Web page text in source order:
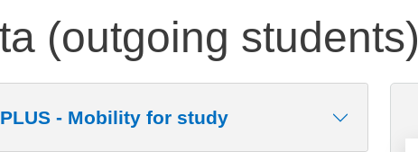
(outgoing students)
- Mobility for study